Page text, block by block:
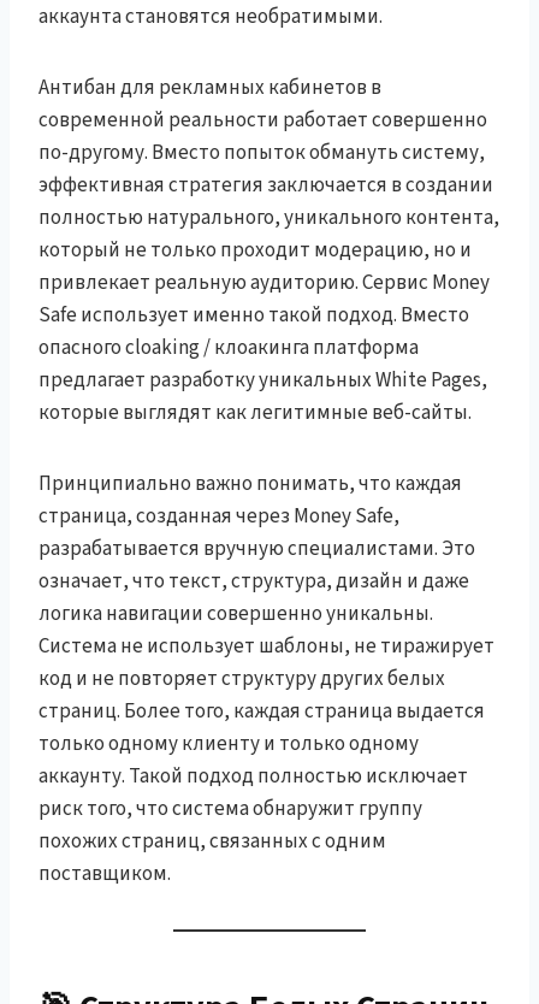
аккаунта становятся необратимыми.
Антибан для рекламных кабинетов в
современной реальности работает совершенно
по-другому. Вместо попыток обмануть систему,
эффективная стратегия заключается в создании
полностью натурального, уникального контента,
который не только проходит модерацию, но и
привлекает реальную аудиторию. Сервис Money
Safe использует именно такой подход. Вместо
опасного cloaking / клоакинга платформа
предлагает разработку уникальных White Pages,
которые выглядят как легитимные веб-сайты.
Принципиально важно понимать, что каждая
страница, созданная через Money Safe,
разрабатывается вручную специалистами. Это
означает, что текст, структура, дизайн и даже
логика навигации совершенно уникальны.
Система не использует шаблоны, не тиражирует
код и не повторяет структуру других белых
страниц. Более того, каждая страница выдается
только одному клиенту и только одному
аккаунту. Такой подход полностью исключает
риск того, что система обнаружит группу
похожих страниц, связанных с одним
поставщиком.